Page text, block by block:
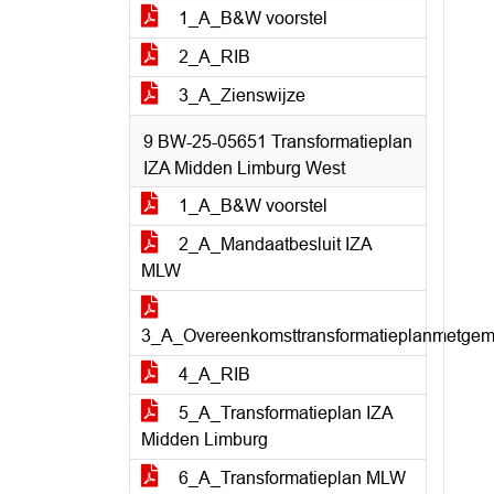
1_A_B&W voorstel
2_A_RIB
3_A_Zienswijze
9 BW-25-05651 Transformatieplan
IZA Midden Limburg West
1_A_B&W voorstel
2_A_Mandaatbesluit IZA
MLW
4_A_RIB
5_A_Transformatieplan IZA
Midden Limburg
6_A_Transformatieplan MLW